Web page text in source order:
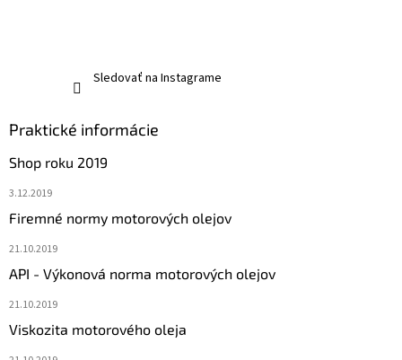
Sledovať na Instagrame
Praktické informácie
Shop roku 2019
3.12.2019
Firemné normy motorových olejov
21.10.2019
API - Výkonová norma motorových olejov
21.10.2019
Viskozita motorového oleja